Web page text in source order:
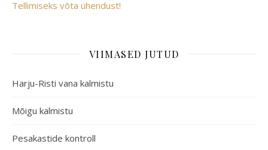
Tellimiseks võta ühendust!
VIIMASED JUTUD
Harju-Risti vana kalmistu
Mõigu kalmistu
Pesakastide kontroll